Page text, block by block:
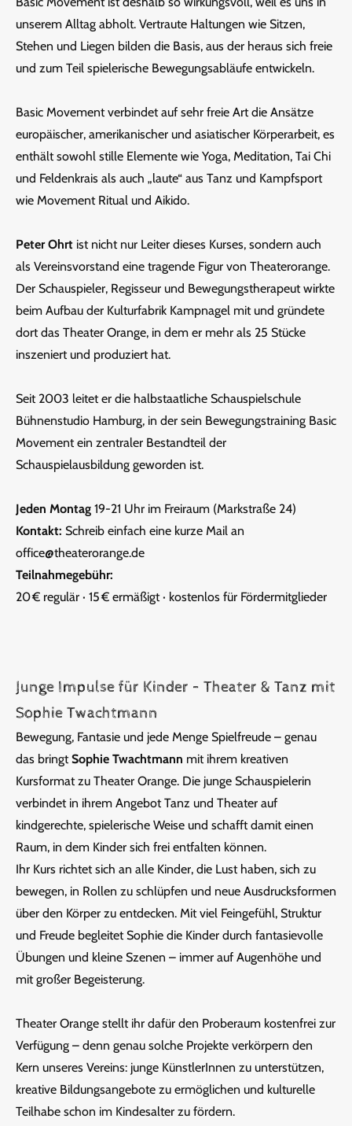
unserem Alltag abholt. Vertraute Haltungen wie Sitzen,
Stehen und Liegen bilden die Basis, aus der heraus sich freie
und zum Teil spielerische Bewegungsabläufe entwickeln.
Basic Movement verbindet auf sehr freie Art die Ansätze
europäischer, amerikanischer und asiatischer Körperarbeit, es
enthält sowohl stille Elemente wie Yoga, Meditation, Tai Chi
und Feldenkrais als auch „laute“ aus Tanz und Kampfsport
wie Movement Ritual und Aikido.
Peter Ohrt ist nicht nur Leiter dieses Kurses, sondern auch
als Vereinsvorstand eine tragende Figur von Theaterorange.
Der Schauspieler, Regisseur und Bewegungstherapeut wirkte
beim Aufbau der Kulturfabrik Kampnagel mit und gründete
dort das Theater Orange, in dem er mehr als 25 Stücke
inszeniert und produziert hat.
Seit 2003 leitet er die halbstaatliche Schauspielschule
Bühnenstudio Hamburg, in der sein Bewegungstraining Basic
Movement ein zentraler Bestandteil der
Schauspielausbildung geworden ist.
Jeden Montag 19-21 Uhr im Freiraum (Markstraße 24)
Kontakt: Schreib einfach eine kurze Mail an
office@theaterorange.de
Teilnahmegebühr:
20 € regulär · 15 € ermäßigt · kostenlos für Fördermitglieder
Junge Impulse für Kinder – Theater & Tanz mit
Sophie Twachtmann
Bewegung, Fantasie und jede Menge Spielfreude – genau
das bringtSophie Twachtmann mit ihrem kreativen
Kursformat zu Theater Orange. Die junge Schauspielerin
verbindet in ihrem Angebot Tanz und Theater auf
kindgerechte, spielerische Weise und schafft damit einen
Raum, in dem Kinder sich frei entfalten können.
Ihr Kurs richtet sich an alle Kinder, die Lust haben, sich zu
bewegen, in Rollen zu schlüpfen und neue Ausdrucksformen
über den Körper zu entdecken. Mit viel Feingefühl, Struktur
und Freude begleitet Sophie die Kinder durch fantasievolle
Übungen und kleine Szenen – immer auf Augenhöhe und
mit großer Begeisterung.
Theater Orange stellt ihr dafür den Proberaum kostenfrei zur
Verfügung – denn genau solche Projekte verkörpern den
Kern unseres Vereins: junge KünstlerInnen zu unterstützen,
kreative Bildungsangebote zu ermöglichen und kulturelle
Teilhabe schon im Kindesalter zu fördern.